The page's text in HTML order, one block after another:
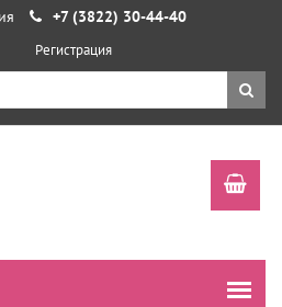
+7 (3822) 30-44-40
Регистрация